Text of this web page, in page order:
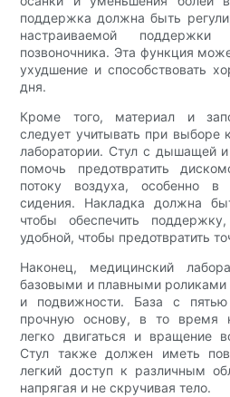
поддержка должна быть
настраиваемой поддержки
позвоночника. Эта функция
ухудшение и способствовать
дня.
Кроме того, материал и
следует учитывать при выборе
лаборатории. Стул с дышащей
помочь предотвратить
потоку воздуха, особенно в
сидения. Накладка должна
чтобы обеспечить
удобной, чтобы предотвратить
Наконец, медицинский
базовыми и плавными роликами
и подвижности. База с пятью
прочную основу, в то время
легко двигаться и вращение
Стул также должен иметь
легкий доступ к различным
напрягая и не скручивая тело.